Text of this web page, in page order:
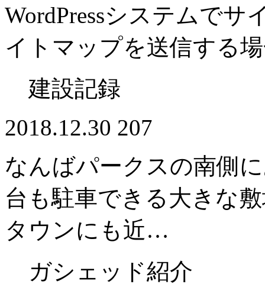
WordPressシステムでサ
イトマップを送信する
建設記録
2018.12.30 207
なんばパークスの南側
台も駐車できる大きな
タウンにも近…
ガシェッド紹介